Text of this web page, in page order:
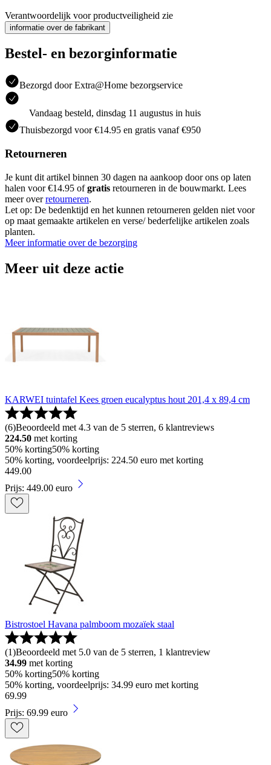
Verantwoordelijk voor productveiligheid zie
informatie over de fabrikant
Bestel- en bezorginformatie
Bezorgd door Extra@Home bezorgservice
Vandaag besteld, dinsdag 11 augustus in huis
Thuisbezorgd voor €14.95 en gratis vanaf €950
Retourneren
Je kunt dit artikel binnen 30 dagen na aankoop door ons op laten
halen voor €14.95 ofgratis retourneren in de bouwmarkt. Lees
meer overretourneren.
Let op: De bedenktijd en het kunnen retourneren gelden niet voor
op maat gemaakte artikelen en verse/ bederfelijke artikelen zoals
planten.
Meer informatie over de bezorging
Meer uit deze actie
KARWEI tuintafel Kees groen eucalyptus hout 201,4 x 89,4 cm
(6)Beoordeeld met 4.3 van de 5 sterren, 6 klantreviews
224.50 met korting
50% korting50% korting
50% korting, voordeelprijs: 224.50 euro met korting
449.00
Prijs: 449.00 euro
Bistrostoel Havana palmboom mozaïek staal
(1)Beoordeeld met 5.0 van de 5 sterren, 1 klantreview
34.99 met korting
50% korting50% korting
50% korting, voordeelprijs: 34.99 euro met korting
69.99
Prijs: 69.99 euro